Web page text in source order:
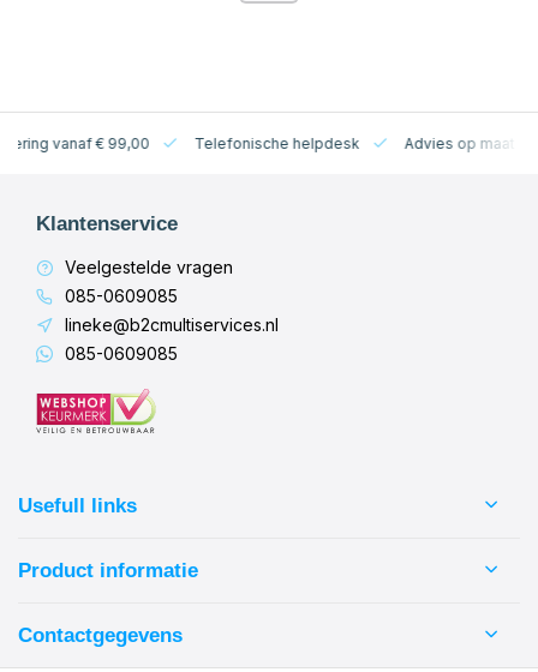
vanaf € 99,00 Telefonische helpdesk Advies op maat
Klantenservice
Veelgestelde vragen
085-0609085
lineke@b2cmultiservices.nl
085-0609085
Usefull links
Product informatie
Contactgegevens